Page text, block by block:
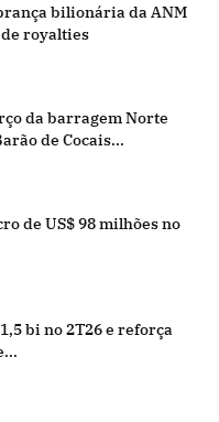
bilionária da ANM
royalties
da barragem Norte
de Cocais...
de US$ 98 milhões no
bi no 2T26 e reforça